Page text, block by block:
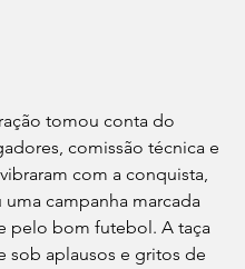
tomou conta do
comissão técnica e
com a conquista,
campanha marcada
pelo bom futebol. A taça
sob aplausos e gritos de